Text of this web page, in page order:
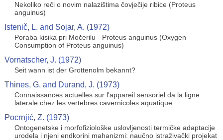
Nekoliko reči o novim nalazištima čovječije ribice (Proteus
anguinus)
Istenič, L. and Sojar, A. (1972)
Poraba kisika pri Močerilu - Proteus anguinus (Oxygen
Consumption of Proteus anguinus)
Vornatscher, J. (1972)
Seit wann ist der Grottenolm bekannt?
Thines, G. and Durand, J. (1973)
Connaissances actuelles sur l'appareil sensoriel da la ligne
laterale chez les vertebres cavernicoles aquatique
Pocrnjić, Z. (1973)
Ontogenetske i morfofiziološke uslovljenosti termičke adaptacije
urodela i njeni endkorini mahanizmi: naučno istraživački projekat